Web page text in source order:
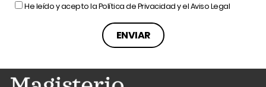
He leído y acepto laPolítica de Privacidady elAviso Legal